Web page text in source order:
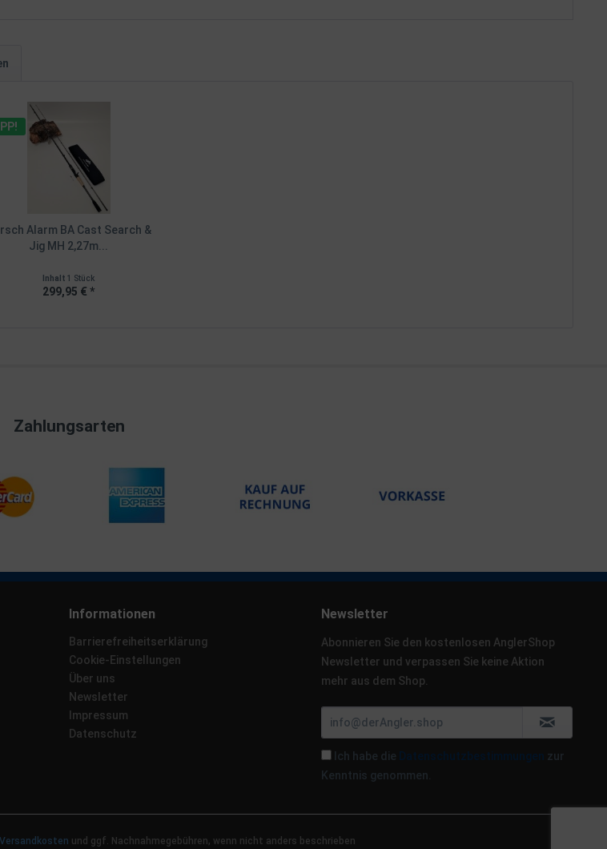
Alarm BA Cast Search &
Jig MH 2,27m...
Inhalt1 Stück
299,95 € *
Zahlungsarten
Informationen
Barrierefreiheitserklärung
Cookie-Einstellungen
Über uns
Newsletter
Impressum
Datenschutz
Newsletter
Abonnieren Sie den kostenlosen AnglerShop
Newsletter und verpassen Sie keine Aktion
mehr aus dem Shop.
Ich habe die Datenschutzbestimmungen zur
Kenntnis genommen.
Versandkosten und ggf. Nachnahmegebühren, wenn nicht anders beschrieben